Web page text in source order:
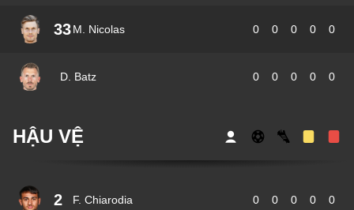
33M. Nicolas 0 0 0 0 0
D. Batz 0 0 0 0 0
HẬU VỆ
2 F. Chiarodia 0 0 0 0 0